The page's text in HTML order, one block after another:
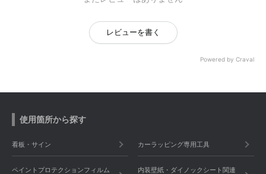
レビューを書く
Powered by Craval
使用箇所から探す
看板・サイン カーラッピング専用工具
ペイントプロテクションフィルム
内装壁紙・ダイノックシート関連